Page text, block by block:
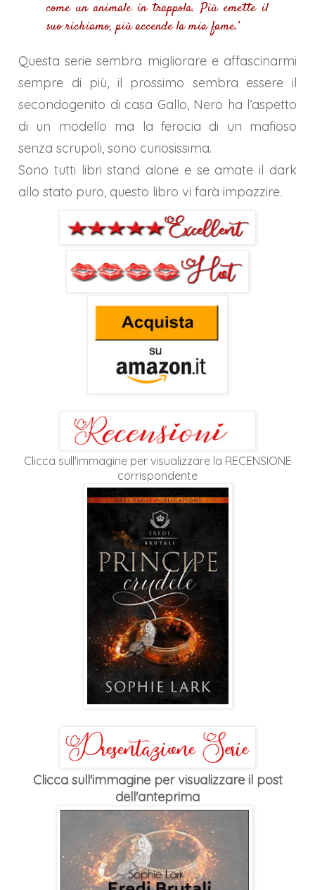
come un animale in trappola. Più emette il
suo richiamo, più accende la mia fame.’
Questa serie sembra migliorare e affascinarmi
sempre di più, il prossimo sembra essere il
secondogenito di casa Gallo, Nero ha l’aspetto
di un modello ma la ferocia di un mafioso
senza scrupoli, sono curiosissima.
Sono tutti libri stand alone e se amate il dark
allo stato puro, questo libro vi farà impazzire.
Clicca sull'immagine per visualizzare la RECENSIONE
corrispondente
Clicca sull'immagine per visualizzare il post
dell'anteprima